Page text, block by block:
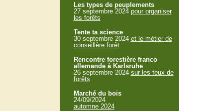
Les types de peuplements
27 septembre 2024 pour organiser
les forêts
Tente ta science
30 septembre 2024 et le métier de
conseillère forêt
Rencontre forestière franco
allemande à Karlsruhe
26 septembre 2024 sur les feux de
forêts
Marché du bois
24/09/2024
automne 2024